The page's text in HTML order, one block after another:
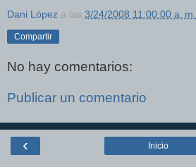
Dani López a las 3/24/2008 11:00:00 a. m.
Compartir
No hay comentarios:
Publicar un comentario
‹ Inicio